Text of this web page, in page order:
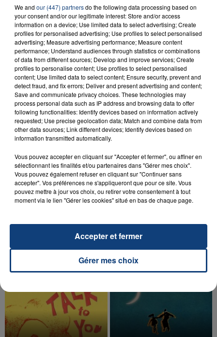
23 juillet 2026
INCENDIE MORTEL À LENS : UNE FEMME ET
SON BÉBÉ ENTRE LA VIE ET LA...
Un homme s'est immolé par le feu après avoir
aspergé sa compagne et leur bébé de trois mois
d'un liquide inflammable.
20 juillet 2026
UNE ADOLESCENTE DEVANT SE FAIRE
La famille a porté plainte contre la clinique qui a
reconnu sa responsabilité et présenté ses
TITRES DIFFUSÉS
We and our (447) partnersdo the following data processing based on
your consent and/or our legitimate interest: Store and/or access
information on a device; Use limited data to select advertising; Create
profiles for personalised advertising; Use profiles to select personalised
advertising; Measure advertising performance; Measure content
performance; Understand audiences through statistics or combinations
of data from different sources; Develop and improve services; Create
profiles to personalise content; Use profiles to select personalised
content; Use limited data to select content; Ensure security, prevent and
detect fraud, and fix errors; Deliver and present advertising and content;
Save and communicate privacy choices. These technologies may
process personal data such as IP address and browsing data to offer
following functionalities: Identify devices based on information actively
requested; Use precise geolocation data; Match and combine data from
other data sources; Link different devices; Identify devices based on
information transmitted automatically.
Vous pouvez accepter en cliquant sur "Accepter et fermer", ou affiner en
sélectionnant les finalités et/ou partenaires dans "Gérer mes choix".
Vous pouvez également refuser en cliquant sur "Continuer sans
accepter". Vos préférences ne s'appliqueront que pour ce site. Vous
pouvez mettre à jour vos choix, ou retirer votre consentement à tout
moment via le lien "Gérer les cookies" situé en bas de chaque page.
Gérer mes choix
Accepter et fermer